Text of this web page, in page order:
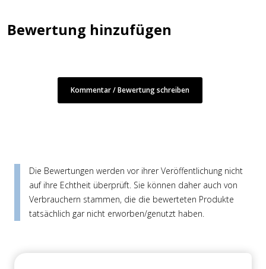
Bewertung hinzufügen
Kommentar / Bewertung schreiben
Die Bewertungen werden vor ihrer Veröffentlichung nicht
auf ihre Echtheit überprüft. Sie können daher auch von
Verbrauchern stammen, die die bewerteten Produkte
tatsächlich gar nicht erworben/genutzt haben.